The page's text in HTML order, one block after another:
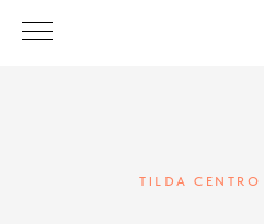
TILDA